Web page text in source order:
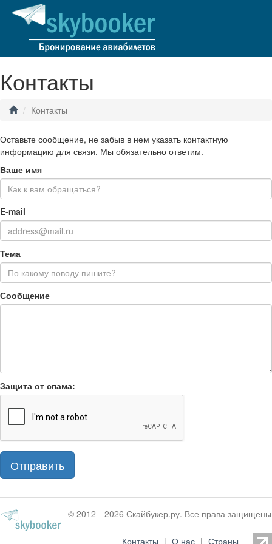
Контакты
Контакты
Оставьте сообщение, не забыв в нем указать контактную
информацию для связи. Мы обязательно ответим.
Ваше имя
E-mail
Тема
Сообщение
Защита от спама:
© 2012—2026 Скайбукер.ру. Все права защищены
Контакты | О нас | Страны